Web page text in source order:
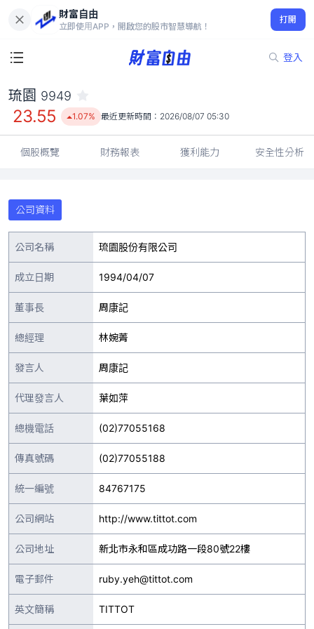
財富自由
立即使用APP，開啟您的股市智慧導航！
打開
登入
23.55
1.07%
琉園 9949
23.55 1.07% 最近更新時間： 2026/08/07 05:30
個股概覽 財務報表 獲利能力 安全性分析
公司資料
公司名稱 琉園股份有限公司
成立日期 1994/04/07
董事長 周康記
總經理 林婉菁
發言人 周康記
代理發言人 葉如萍
總機電話 (02)77055168
傳真號碼 (02)77055188
統一編號 84767175
公司網站 http://www.tittot.com
公司地址 新北市永和區成功路一段80號22樓
電子郵件 ruby.yeh@tittot.com
英文簡稱 TITTOT